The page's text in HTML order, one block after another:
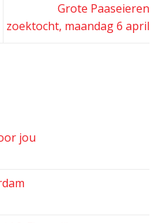
Grote Paaseieren
zoektocht, maandag 6 april
jou